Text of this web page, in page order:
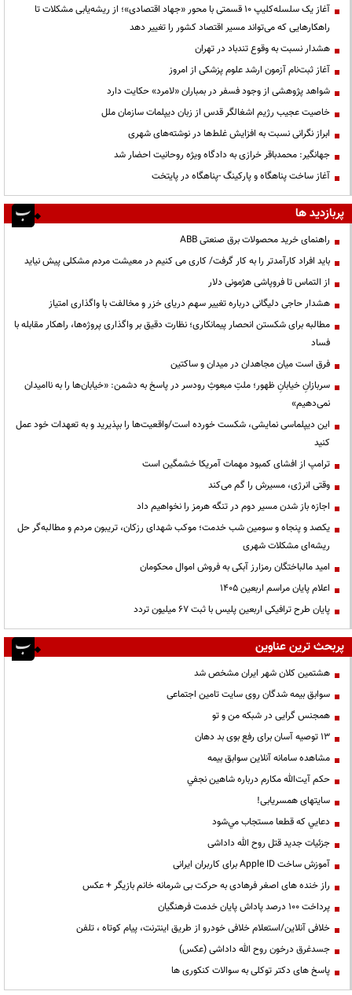
آغاز یک سلسله‌کلیپ ۱۰ قسمتی با محور «جهاد اقتصادی»؛ از ریشه‌یابی مشکلات تا
راهکارهایی که می‌تواند مسیر اقتصاد کشور را تغییر دهد
هشدار نسبت به وقوع تندباد در تهران
آغاز ثبت‌نام آزمون ارشد علوم پزشکی از امروز
شواهد پژوهشی از وجود فسفر در بمباران «لامرد» حکایت دارد
خاصیت عجیب رژیم اشغالگر قدس از زبان دیپلمات سازمان ملل
ابراز نگرانی نسبت به افزایش غلط‌ها در نوشته‌های شهری
جهانگیر: محمدباقر خرازی به دادگاه ویژه روحانیت احضار شد
آغاز ساخت پناهگاه و پارکینگ -پناهگاه در پایتخت
پربازدید ها
راهنمای خرید محصولات برق صنعتی ABB
باید افراد کارآمدتر را به کار گرفت/ کاری می کنیم در معیشت مردم مشکلی پیش نیاید
از التماس تا فروپاشی هژمونی دلار
هشدار حاجی دلیگانی درباره تغییر سهم دریای خزر و مخالفت با واگذاری امتیاز
مطالبه برای شکستن انحصار پیمانکاری؛ نظارت دقیق بر واگذاری پروژه‌ها، راهکار مقابله با
فساد
فرق است میان مجاهدان در میدان و ساکتین
سربازانِ خیابانِ ظهور؛ ملتِ مبعوثِ رودسر در پاسخ به دشمن: «خیابان‌ها را به ناامیدان
نمی‌دهیم»
این دیپلماسی نمایشی، شکست خورده است/واقعیت‌ها را بپذیرید و به تعهدات خود عمل
کنید
ترامپ از افشای کمبود مهمات آمریکا خشمگین است
وقتی انرژی، مسیرش را گم می‌کند
اجازه باز شدن مسیر دوم در تنگه هرمز را نخواهیم داد
یکصد و پنجاه و سومین شب خدمت؛ موکب شهدای رزکان، تریبون مردم و مطالبه‌گر حل
ریشه‌ای مشکلات شهری
امید مالباختگان رمزارز آبکی به فروش اموال محکومان
اعلام پایان مراسم اربعین ۱۴۰۵
پایان طرح ترافیکی اربعین پلیس با ثبت ۶۷ میلیون تردد
پربحث ترین عناوین
هشتمین کلان شهر ایران مشخص شد
سوابق بیمه شدگان روی سایت تامین اجتماعی
همجنس گرایی در شبکه من و تو
13 توصیه آسان برای رفع بوی بد دهان
مشاهده سامانه آنلاين سوابق بیمه
حكم آيت‌الله مكارم درباره شاهين نجفي
سایتهای همسریابی!
دعايي كه قطعا مستجاب مي‌شود
جزئیات جدید قتل روح الله داداشی
آموزش ساخت Apple ID برای کاربران ایرانی
راز خنده های اصغر فرهادی به حرکت بی شرمانه خانم بازیگر + عکس
پرداخت ۱۰۰ درصد پاداش پایان خدمت فرهنگیان
خلافی آنلاین/استعلام خلافی خودرو از طریق اینترنت، پیام کوتاه ، تلفن
جسدغرق درخون روح الله داداشی (عکس)
پاسخ های دکتر توکلی به سوالات کنکوری ها